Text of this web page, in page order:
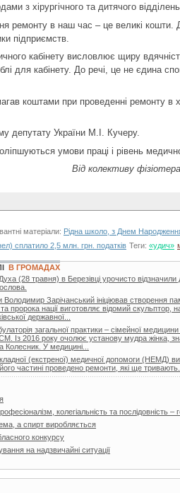
з хірургічного та дитячого
ремонту в наш час – це великі кошти.
підприємств.
кабінету висловлює щиру
для кабінету. До речі, це не єдина
коштами при проведенні ремонту в
депутату України М.І. Кучеру.
умови праці і рівень
Від колективу
матеріали: Рідна школо, з Днем
сплатило 2,5 млн. грн. податків Теги: «удич»
В ГРОМАДАХ
(28 травня) в Березівці урочисто відзначили
Зарічанський ініціював створення
та пророка нації виготовляє відомий
державної...
загальної практики – сімейної
Із 2016 року очолює установу мудра жінка,
Колесник. У медицині...
(екстреної) медичної допомоги (НЕМД)
частині проведено ремонти, які ще тривають.
колегіальність та послідовність –
а спирт виробляється
конкурсу
на надзвичайні ситуації